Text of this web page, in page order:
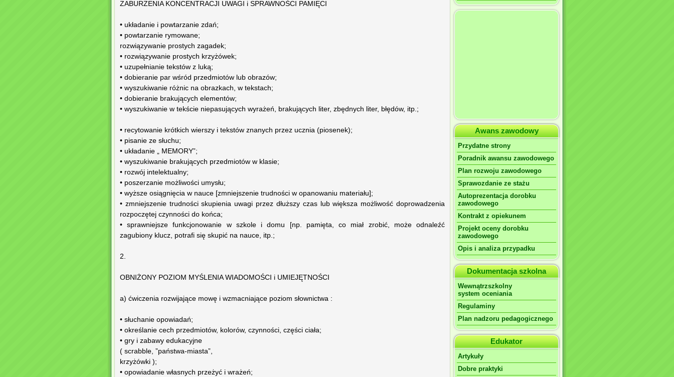
ZABURZENIA KONCENTRACJI UWAGI i SPRAWNOŚCI PAMIĘCI
• układanie i powtarzanie zdań;
• powtarzanie rymowane;
rozwiązywanie prostych zagadek;
• rozwiązywanie prostych krzyżówek;
• uzupełnianie tekstów z luką;
• dobieranie par wśród przedmiotów lub obrazów;
• wyszukiwanie różnic na obrazkach, w tekstach;
• dobieranie brakujących elementów;
• wyszukiwanie w tekście niepasujących wyrażeń, brakujących liter, zbędnych liter, błędów, itp.;
• recytowanie krótkich wierszy i tekstów znanych przez ucznia (piosenek);
• pisanie ze słuchu;
• układanie „ MEMORY”;
• wyszukiwanie brakujących przedmiotów w klasie;
• rozwój intelektualny;
• poszerzanie możliwości umysłu;
• wyższe osiągnięcia w nauce [zmniejszenie trudności w opanowaniu materiału];
• zmniejszenie trudności skupienia uwagi przez dłuższy czas lub większa możliwość doprowadzenia
rozpoczętej czynności do końca;
• sprawniejsze funkcjonowanie w szkole i domu [np. pamięta, co miał zrobić, może odnaleźć
zagubiony klucz, potrafi się skupić na nauce, itp.;
2.
OBNIŻONY POZIOM MYŚLENIA WIADOMOŚCI i UMIEJĘTNOŚCI
a) ćwiczenia rozwijające mowę i wzmacniające poziom słownictwa :
• słuchanie opowiadań;
• określanie cech przedmiotów, kolorów, czynności, części ciała;
• gry i zabawy edukacyjne
( scrabble, ”państwa-miasta”,
krzyżówki );
• opowiadanie własnych przeżyć i wrażeń;
Awans zawodowy
Przydatne strony
Poradnik awansu zawodowego
Plan rozwoju zawodowego
Sprawozdanie ze stażu
Autoprezentacja dorobku
zawodowego
Kontrakt z opiekunem
Projekt oceny dorobku
zawodowego
Opis i analiza przypadku
Dokumentacja szkolna
Wewnątrzszkolny
system oceniania
Regulaminy
Plan nadzoru pedagogicznego
Edukator
Artykuły
Dobre praktyki